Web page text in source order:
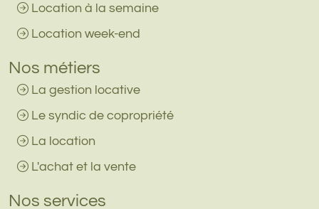
Location à la semaine
Location week-end
Nos métiers
La gestion locative
Le syndic de copropriété
La location
L'achat et la vente
Nos services